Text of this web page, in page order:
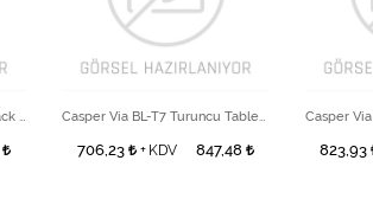
706,23 + KDV 847,48 823,93